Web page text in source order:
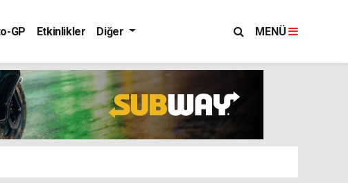
GP Etkinlikler Diğer MENÜ